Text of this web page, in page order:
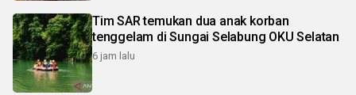
Tim SAR temukan dua anak korban
tenggelam di Sungai Selabung OKU Selatan
6 jam lalu